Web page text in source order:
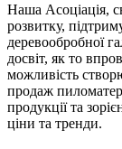
Наша Асоціація,
розвитку,
деревообробної
досвіт, як то
можливість
продаж
продукції та
ціни та тренди.